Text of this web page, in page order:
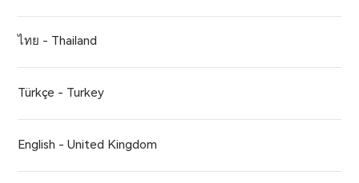
ไทย - Thailand
Türkçe - Turkey
English - United Kingdom